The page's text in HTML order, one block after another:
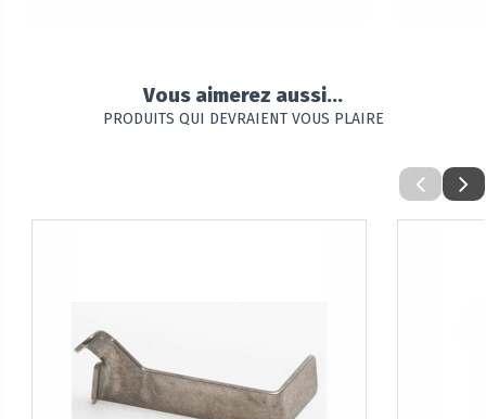
Vous aimerez aussi...
PRODUITS QUI DEVRAIENT VOUS PLAIRE